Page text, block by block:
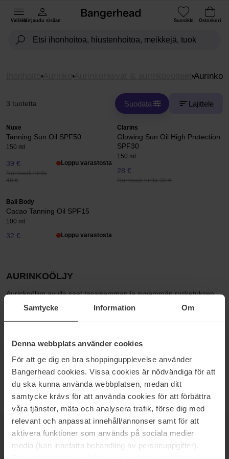
Samtycke Information Om
Denna webbplats använder cookies
För att ge dig en bra shoppingupplevelse använder
Bangerhead cookies. Vissa cookies är nödvändiga för att
du ska kunna använda webbplatsen, medan ditt
samtycke krävs för att använda cookies för att förbättra
våra tjänster, mäta och analysera trafik, förse dig med
relevant och anpassat innehåll/annonser samt för att
aktivera funktioner som används på sociala medier
media (kan innefatta behandling av personuppgifter).
ValikkoKirjaudu sisään Suosikki Ostoskori
Aurinko Aurinkorasvat & aurinkovoiteet
3 tuotetta Suodata Lajittele
Nuxe
Tanning Sun Oil SPF50
150 ml
39 €
Normaali hinta
46 €
Loppu varastosta
Clarins
Glowing Sun Oil High Protection
SPF30
150 ml
28 €
Normaali hinta 30 €
Bali Body
Cacao Tanning Oil SPF15
100 ml
32 € Loppu varastosta
AURINKOÖLJY
Aurinkoöljyn avulla saat tasaisemman ja syvemmän rusketuksen.
Aurinkoöljyn kanssa tulee kuitenkin olla varovainen! Varmista että
Pikkuhiljaa kehittynyt rusketus myös kestää kauemmin!
Bangerheadilta löydät kaikki parhaat aurinkoöljyt, joiden avulla saat
upean brunan ja ihanasti kosteutetun ihon!
UUTISKIRJEOLE ENSIMMÄISTEN JOUKOSSA